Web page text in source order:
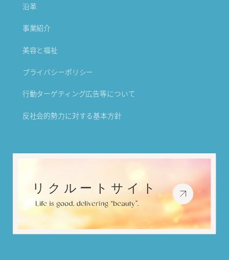
沿革
事業紹介
美容と福祉
プライバシーポリシー
行動ターゲティング広告等について
反社会的勢力に対する基本方針